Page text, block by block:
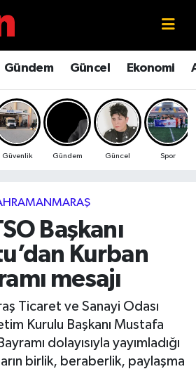
Gündem Güncel Ekonomi
Güvenlik Gündem Güncel Spor
Başkanı
Kurban
mesajı
Ticaret ve Sanayi Odası
Kurulu Başkanı Mustafa
dolayısıyla yayımladığı
birlik, beraberlik, paylaşma
Sokak Röportajları
Nöbetçi Eczaneler
Hava Durumu
Namaz Vakitleri
Trafik Yoğunluk Haritası
Durumu ve Fikstür